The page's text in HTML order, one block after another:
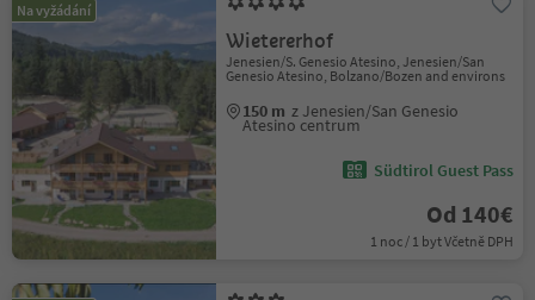
Na vyžádání
Wietererhof
Jenesien/S. Genesio Atesino, Jenesien/San
Genesio Atesino, Bolzano/Bozen and environs
150 m z Jenesien/San Genesio
Atesino centrum
Südtirol Guest Pass
Od 140€
1 noc / 1 byt Včetně DPH